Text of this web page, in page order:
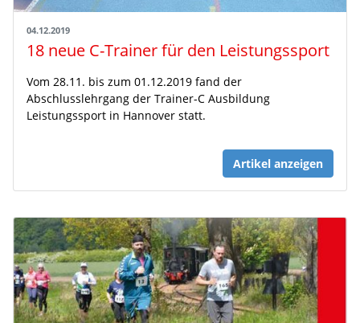
04.12.2019
18 neue C-Trainer für den Leistungssport
Vom 28.11. bis zum 01.12.2019 fand der
Abschlusslehrgang der Trainer-C Ausbildung
Leistungssport in Hannover statt.
Artikel anzeigen